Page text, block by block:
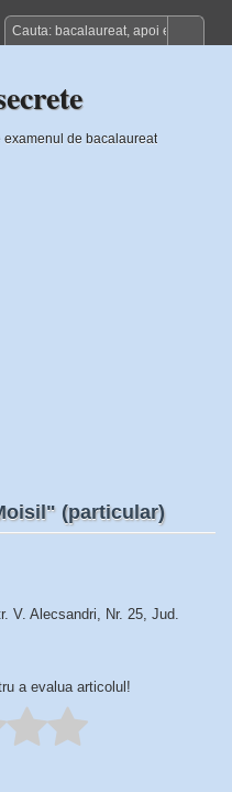
de bacalaureat
(particular)
V. Alecsandri, Nr. 25, Jud.
a evalua articolul!